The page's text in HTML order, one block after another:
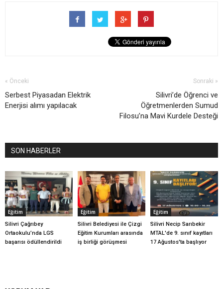
« Önceki
Serbest Piyasadan Elektrik
Enerjisi alımı yapılacak
Sonraki »
Silivri’de Öğrenci ve
Öğretmenlerden Sumud
Filosu’na Mavi Kurdele Desteği
SON HABERLER
Eğitim
Silivri Çağrıbey
Ortaokulu’nda LGS
başarısı ödüllendirildi
Eğitim
Silivri Belediyesi ile Çizgi
Eğitim Kurumları arasında
iş birliği görüşmesi
Eğitim
Silivri Necip Sarıbekir
MTAL'de 9. sınıf kayıtları
17 Ağustos'ta başlıyor